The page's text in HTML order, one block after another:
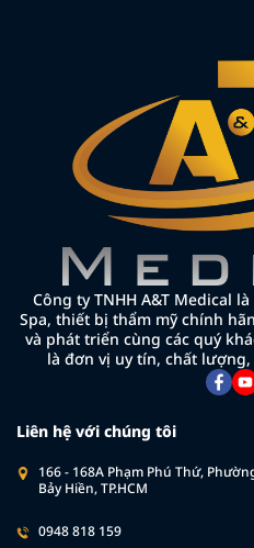
Liên hệ với chúng tôi
166 - 168A Phạm Phú Thứ,
Bảy Hiền, TP.HCM
0948 818 159
Công ty TNHH A&T Medical
Spa, thiết bị thẩm mỹ chính
và phát triển cùng các quý
là đơn vị uy tín, chất